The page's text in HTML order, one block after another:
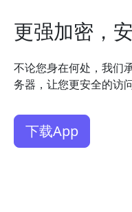
更强加密，
不论您身在何处，我们
务器，让您更安全的访
下载App